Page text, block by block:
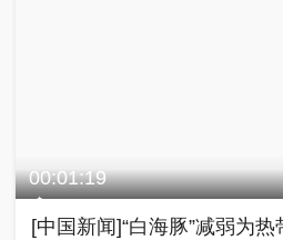
00:01:19
[中国新闻]“白海豚”减弱为热